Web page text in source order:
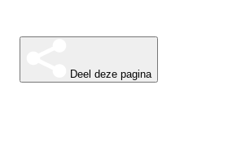
Deel deze pagina